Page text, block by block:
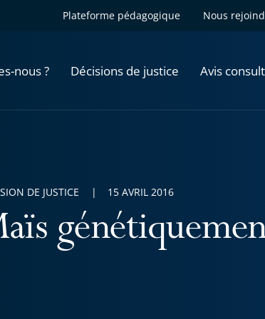
Plateforme pédagogique Nous
nous ? Décisions de justice Avis
DE JUSTICE 15 AVRIL 2016